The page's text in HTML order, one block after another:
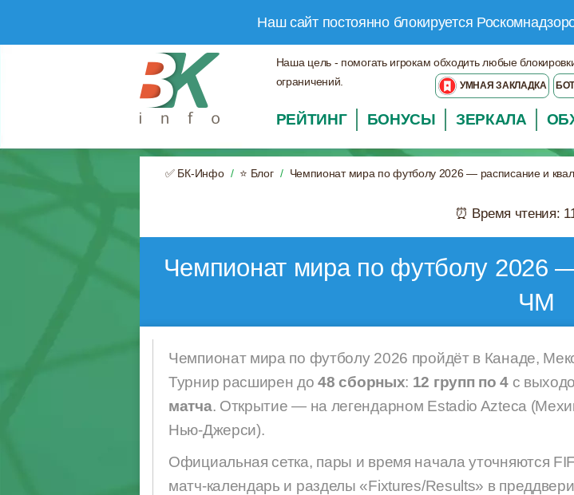
Наш сайт постоянно блокируется
Наша цель - помогать игрокам обходить любые
ограничений.
УМНАЯ ЗАКЛАДКА
РЕЙТИНГ БОНУСЫ ЗЕРКАЛА
✅ БК-Инфо ⭐ Блог Чемпионат мира по футболу 2026 — расписание и
⏰ Время чтения:
Чемпионат мира по футболу 2026
ЧМ
Чемпионат мира по футболу 2026 пройдёт в Канаде,
Турнир расширен до48 сборных: 12 групп по 4с
матча. Открытие — на легендарном Estadio Azteca
Нью-Джерси).
Официальная сетка, пары и время начала уточняются
матч-календарь и разделы «Fixtures/Results» в